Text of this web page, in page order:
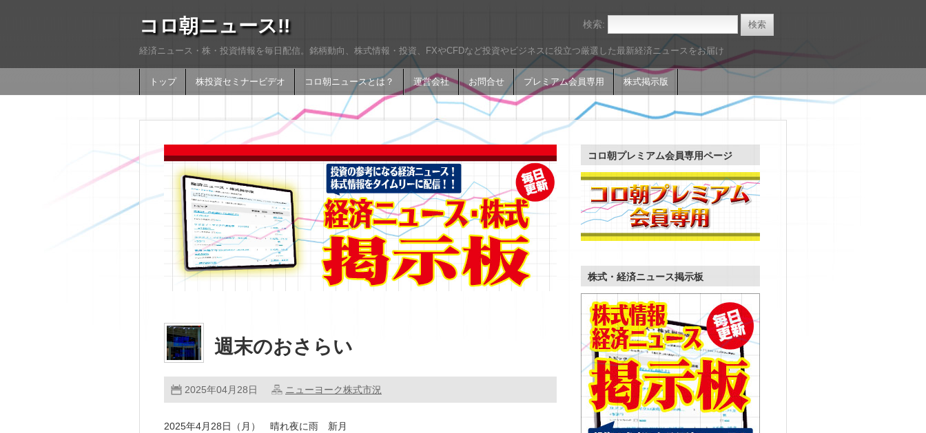
コロ朝ニュース!!
経済ニュース・株・投資情報を毎日配信。銘柄動向、株式情報・投資、FXやCFDなど投資やビジネスに役立つ厳選した最新経済ニュースをお届け
トップ 株投資セミナービデオ コロ朝ニュースとは？ 運営会社 お問合せ プレミアム会員専用 株式掲示版
検索:
週末のおさらい
2025年04月28日 ニューヨーク株式市況
2025年4月28日（月） 晴れ夜に雨 新月
コロ朝プレミアム会員専用ページ
株式・経済ニュース掲示板